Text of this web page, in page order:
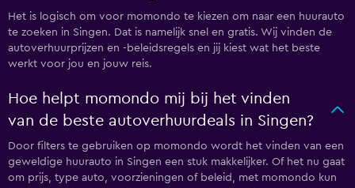
Het is logisch om voor momondo te kiezen om naar een huurauto
te zoeken in Singen. Dat is namelijk snel en gratis. Wij vinden de
autoverhuurprijzen en -beleidsregels en jij kiest wat het beste
werkt voor jou en jouw reis.
Hoe helpt momondo mij bij het vinden
van de beste autoverhuurdeals in Singen?
Door filters te gebruiken op momondo wordt het vinden van een
geweldige huurauto in Singen een stuk makkelijker. Of het nu gaat
om prijs, type auto, voorzieningen of beleid, met momondo kun